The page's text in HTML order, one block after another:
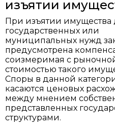
изъятии
При изъятии имущества
государственных или
муниципальных нужд
предусмотрена
соизмеримая с
стоимостью такого
Споры в данной
касаются ценовых
между мнением
представленных
структурами.